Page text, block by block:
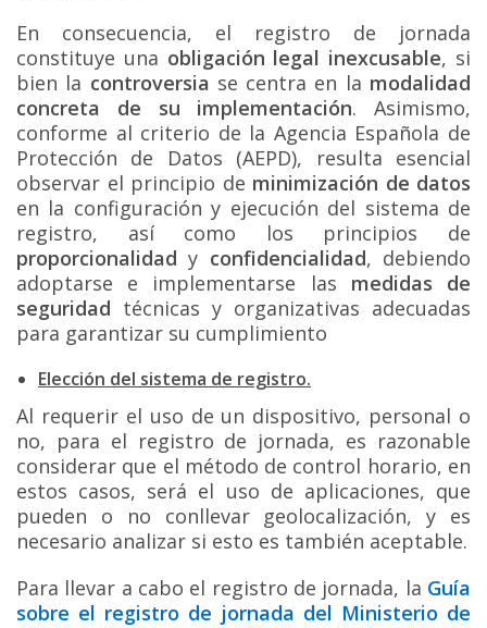
En consecuencia, el registro de jornada
constituye una obligación legal inexcusable, si
bien la controversia se centra en la modalidad
concreta de su implementación. Asimismo,
conforme al criterio de la Agencia Española de
Protección de Datos (AEPD), resulta esencial
observar el principio de minimización de datos
en la configuración y ejecución del sistema de
registro, así como los principios de
proporcionalidad y confidencialidad, debiendo
adoptarse e implementarse las medidas de
seguridad técnicas y organizativas adecuadas
para garantizar su cumplimiento
Elección del sistema de registro.
Al requerir el uso de un dispositivo, personal o
no, para el registro de jornada, es razonable
considerar que el método de control horario, en
estos casos, será el uso de aplicaciones, que
pueden o no conllevar geolocalización, y es
necesario analizar si esto es también aceptable.
Para llevar a cabo el registro de jornada, la Guía
sobre el registro de jornada del Ministerio de